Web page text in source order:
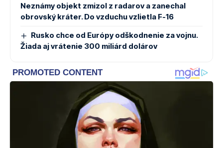
Neznámy objekt zmizol z radarov a zanechal
obrovský kráter. Do vzduchu vzlietla F-16
Rusko chce od Európy odškodnenie za vojnu.
Žiada aj vrátenie 300 miliárd dolárov